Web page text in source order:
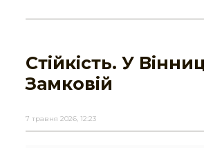
Стійкість. У
Замковій
7 травня 2026, 12:23